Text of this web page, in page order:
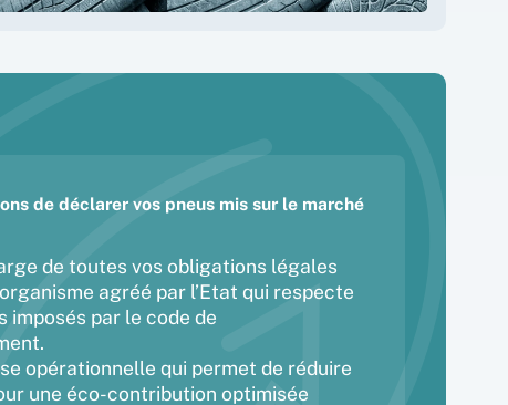
de déclarer vos pneus mis sur le marché
de toutes vos obligations légales
agréé par l’Etat​ qui respecte
imposés par le code de
opérationnelle qui permet de réduire
une éco-contribution optimisée​